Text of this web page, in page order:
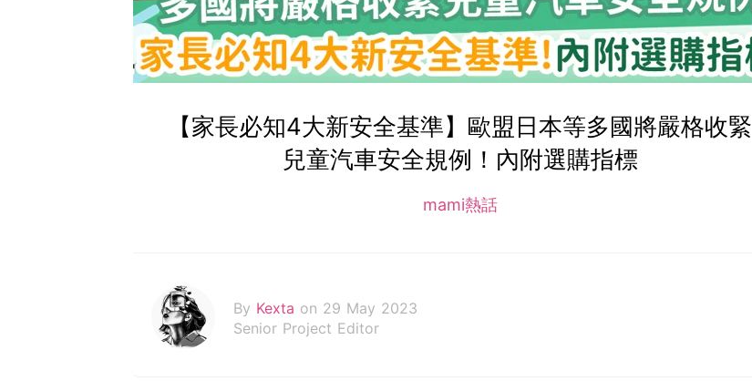
【家長必知4大新安全基準】歐盟日本等多國將嚴格收緊
兒童汽車安全規例！內附選購指標
mami熱話
By Kexta on 29 May 2023
Senior Project Editor